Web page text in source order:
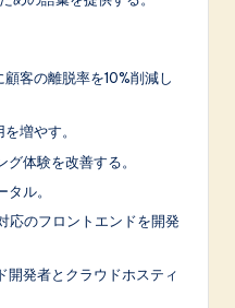
客の離脱率を10%削減し
増やす。
グ体験を改善する。
ル。
応のフロントエンドを開発
開発者とクラウドホスティ